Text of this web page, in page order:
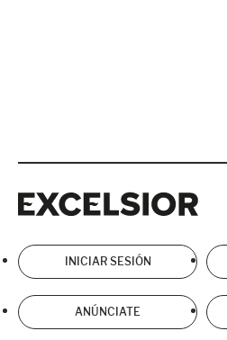
INICIAR SESIÓN
ANÚNCIATE